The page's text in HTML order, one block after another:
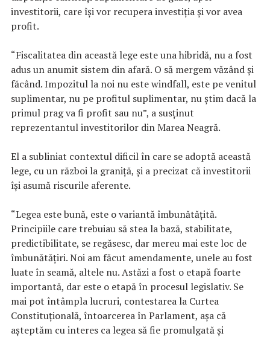
investitorii, care îşi vor recupera investiţia şi vor avea
profit.
“Fiscalitatea din această lege este una hibridă, nu a fost
adus un anumit sistem din afară. O să mergem văzând şi
făcând. Impozitul la noi nu este windfall, este pe venitul
suplimentar, nu pe profitul suplimentar, nu ştim dacă la
primul prag va fi profit sau nu”, a susţinut
reprezentantul investitorilor din Marea Neagră.
El a subliniat contextul dificil în care se adoptă această
lege, cu un război la graniţă, şi a precizat că investitorii
îşi asumă riscurile aferente.
“Legea este bună, este o variantă îmbunătăţită.
Principiile care trebuiau să stea la bază, stabilitate,
predictibilitate, se regăsesc, dar mereu mai este loc de
îmbunătăţiri. Noi am făcut amendamente, unele au fost
luate în seamă, altele nu. Astăzi a fost o etapă foarte
importantă, dar este o etapă în procesul legislativ. Se
mai pot întâmpla lucruri, contestarea la Curtea
Constituţională, întoarcerea în Parlament, aşa că
aşteptăm cu interes ca legea să fie promulgată şi